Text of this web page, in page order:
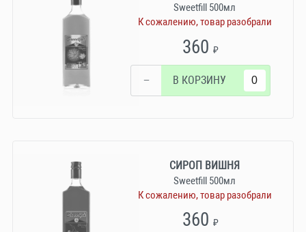
Sweetfill 500мл
К сожалению, товар разобрали
360₽
− В КОРЗИНУ
СИРОП ВИШНЯ
Sweetfill 500мл
К сожалению, товар разобрали
360₽